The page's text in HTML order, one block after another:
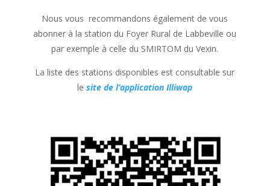
Nous vous recommandons également de vous
abonner à la station du Foyer Rural de Labbeville ou
par exemple à celle du SMIRTOM du Vexin.
La liste des stations disponibles est consultable sur
le site de l’application Illiwap